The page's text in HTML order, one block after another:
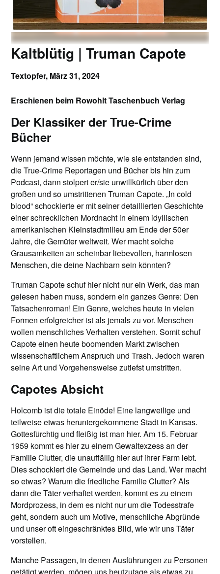
Kaltblütig | Truman Capote
Textopfer, März 31, 2024
Erschienen beim Rowohlt Taschenbuch Verlag
Der Klassiker der True-Crime
Bücher
Wenn jemand wissen möchte, wie sie entstanden sind,
die True-Crime Reportagen und Bücher bis hin zum
Podcast, dann stolpert er/sie unwillkürlich über den
großen und so umstrittenen Truman Capote. „In cold
blood“ schockierte er mit seiner detaillierten Geschichte
einer schrecklichen Mordnacht in einem idyllischen
amerikanischen Kleinstadtmilieu am Ende der 50er
Jahre, die Gemüter weltweit. Wer macht solche
Grausamkeiten an scheinbar liebevollen, harmlosen
Menschen, die deine Nachbarn sein könnten?
Truman Capote schuf hier nicht nur ein Werk, das man
gelesen haben muss, sondern ein ganzes Genre: Den
Tatsachenroman! Ein Genre, welches heute in vielen
Formen erfolgreicher ist als jemals zu vor. Menschen
wollen menschliches Verhalten verstehen. Somit schuf
Capote einen heute boomenden Markt zwischen
wissenschaftlichem Anspruch und Trash. Jedoch waren
seine Art und Vorgehensweise zutiefst umstritten.
Capotes Absicht
Holcomb ist die totale Einöde! Eine langweilige und
teilweise etwas heruntergekommene Stadt in Kansas.
Gottesfürchtig und fleißig ist man hier. Am 15. Februar
1959 kommt es hier zu einem Gewaltexzess an der
Familie Clutter, die unauffällig hier auf ihrer Farm lebt.
Dies schockiert die Gemeinde und das Land. Wer macht
so etwas? Warum die friedliche Familie Clutter? Als
dann die Täter verhaftet werden, kommt es zu einem
Mordprozess, in dem es nicht nur um die Todesstrafe
geht, sondern auch um Motive, menschliche Abgründe
und unser oft eingeschränktes Bild, wie wir uns Täter
vorstellen.
Manche Passagen, in denen Ausführungen zu Personen